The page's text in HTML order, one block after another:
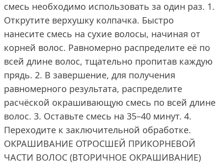
смесь необходимо использовать за один раз. 1.
Открутите верхушку колпачка. Быстро
нанесите смесь на сухие волосы, начиная от
корней волос. Равномерно распределите её по
всей длине волос, тщательно пропитав каждую
прядь. 2. В завершение, для получения
равномерного результата, распределите
расчёской окрашивающую смесь по всей длине
волос. 3. Оставьте смесь на 35–40 минут. 4.
Переходите к заключительной обработке.
ОКРАШИВАНИЕ ОТРОСШЕЙ ПРИКОРНЕВОЙ
ЧАСТИ ВОЛОС (ВТОРИЧНОЕ ОКРАШИВАНИЕ)